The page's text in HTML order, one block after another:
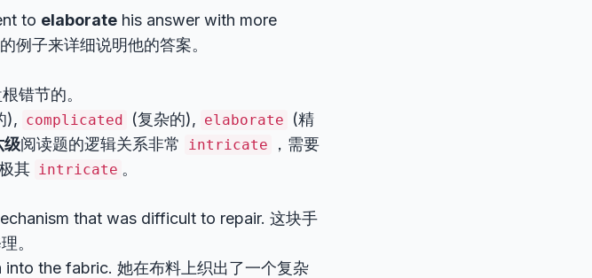
to elaborate his answer with more
例子来详细说明他的答案。
错节的。
), complicated (复杂的), elaborate
(精
级阅读题的逻辑关系非常 intricate
，需要
其 intricate 。
that was difficult to repair. 这块手
。
into the fabric. 她在布料上织出了一个复杂